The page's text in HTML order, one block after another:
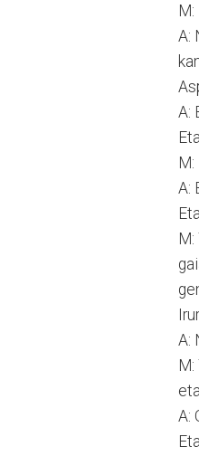
A:
A:
M:
A:
A:
A: